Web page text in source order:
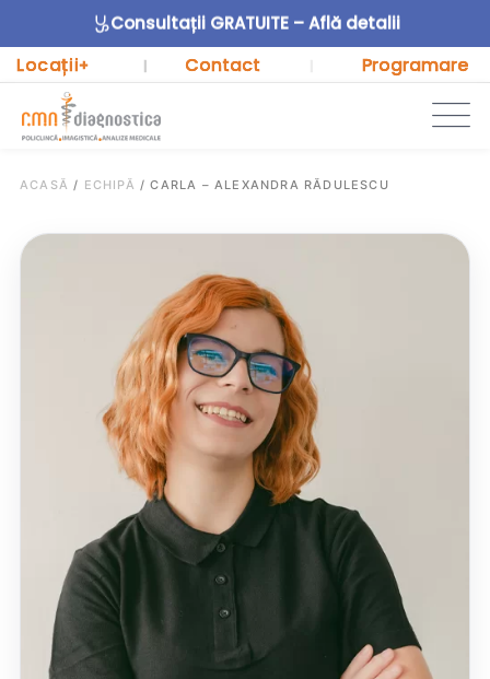
Consultații GRATUITE – Află detalii
Locații+ | Contact Programare
ACASĂ / ECHIPĂ /CARLA – ALEXANDRA RĂDULESCU